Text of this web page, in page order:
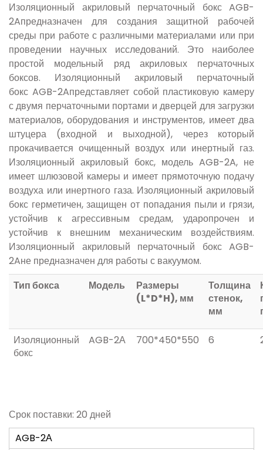
Изоляционный акриловый перчаточный бокс AGB-
2Aпредназначен для создания защитной рабочей
среды при работе с различными материалами или при
проведении научных исследований. Это наиболее
простой модельный ряд акриловых перчаточных
боксов. Изоляционный акриловый перчаточный
бокс AGB-2Aпредставляет собой пластиковую камеру
с двумя перчаточными портами и дверцей для загрузки
материалов, оборудования и инструментов, имеет два
штуцера (входной и выходной), через который
прокачивается очищенный воздух или инертный газ.
Изоляционный акриловый бокс, модель AGB-2A, не
имеет шлюзовой камеры и имеет прямоточную подачу
воздуха или инертного газа. Изоляционный акриловый
бокс герметичен, защищен от попадания пыли и грязи,
устойчив к агрессивным средам, ударопрочен и
устойчив к внешним механическим воздействиям.
Изоляционный акриловый перчаточный бокс AGB-
2Aне предназначен для работы с вакуумом.
Тип бокса
Модель
Размеры
(L*D*H), мм
Толщина
стенок,
мм
Изоляционный
бокс
AGB-2А 700*450*550 6
Срок поставки: 20 дней
AGB-2А